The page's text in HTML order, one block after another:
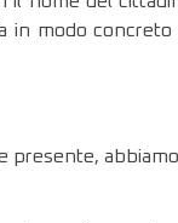
in modo
presente,